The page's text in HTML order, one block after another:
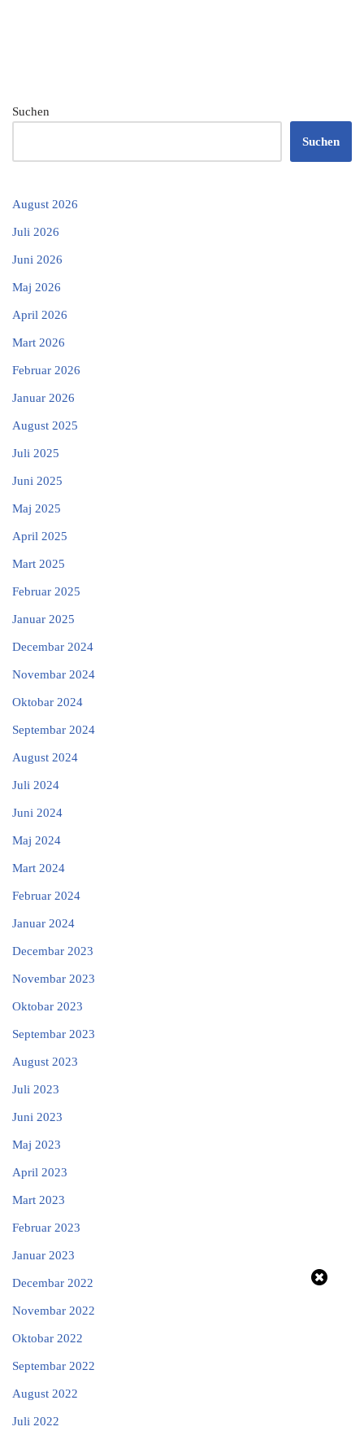
Suchen
Suchen
August 2026
Juli 2026
Juni 2026
Maj 2026
April 2026
Mart 2026
Februar 2026
Januar 2026
August 2025
Juli 2025
Juni 2025
Maj 2025
April 2025
Mart 2025
Februar 2025
Januar 2025
Decembar 2024
Novembar 2024
Oktobar 2024
Septembar 2024
August 2024
Juli 2024
Juni 2024
Maj 2024
Mart 2024
Februar 2024
Januar 2024
Decembar 2023
Novembar 2023
Oktobar 2023
Septembar 2023
August 2023
Juli 2023
Juni 2023
Maj 2023
April 2023
Mart 2023
Februar 2023
Januar 2023
Decembar 2022
Novembar 2022
Oktobar 2022
Septembar 2022
August 2022
Juli 2022